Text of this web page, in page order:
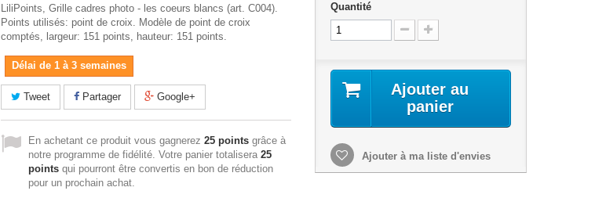
LiliPoints, Grille cadres photo - les coeurs blancs (art. C004).
Points utilisés: point de croix. Modèle de point de croix
comptés, largeur: 151 points, hauteur: 151 points.
Délai de 1 à 3 semaines
Tweet Partager Google+
En achetant ce produit vous gagnerez 25 points grâce à
notre programme de fidélité. Votre panier totalisera 25
points qui pourront être convertis en bon de réduction
pour un prochain achat.
Quantité
Ajouter au
panier
Ajouter à ma liste d'envies